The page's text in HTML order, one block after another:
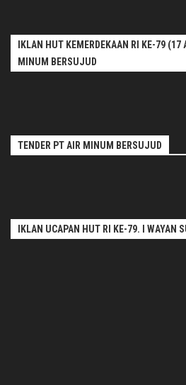
IKLAN HUT KEMERDEKAAN RI KE-79
MINUM BERSUJUD
TENDER PT AIR MINUM BERSUJUD
IKLAN UCAPAN HUT RI KE-79. I WAYAN